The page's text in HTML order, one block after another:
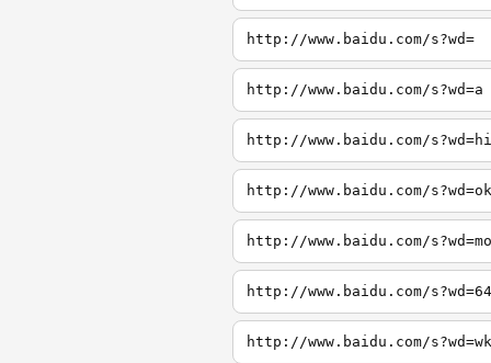
http://www.baidu.com/s?wd=
http://www.baidu.com/s?wd=a
http://www.baidu.com/s?wd=hi
http://www.baidu.com/s?wd=ok
http://www.baidu.com/s?wd=mo
http://www.baidu.com/s?wd=64
http://www.baidu.com/s?wd=wk